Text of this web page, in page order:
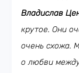
Владислав
крутое. Они
очень схожа.
о любви